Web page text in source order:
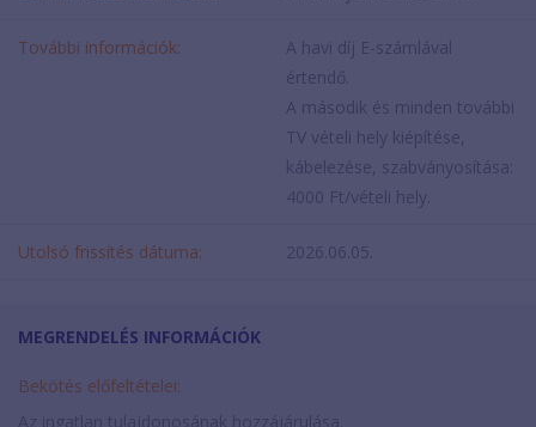
További információk:
A havi díj E-számlával
értendő.
A második és minden további
TV vételi hely kiépítése,
kábelezése, szabványosítása:
4000 Ft/vételi hely.
Utolsó frissítés dátuma: 2026.06.05.
MEGRENDELÉS INFORMÁCIÓK
Bekötés előfeltételei: